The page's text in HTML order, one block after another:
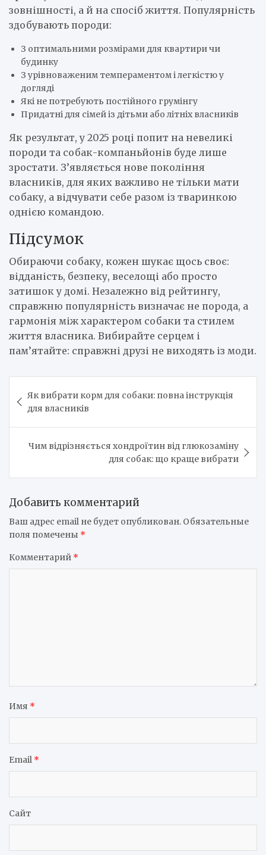
зовнішності, а й на спосіб життя. Популярність
здобувають породи:
З оптимальними розмірами для квартири чи
будинку
З урівноваженим темпераментом і легкістю у
догляді
Які не потребують постійного грумінгу
Придатні для сімей із дітьми або літніх власників
Як результат, у 2025 році попит на невеликі
породи та собак-компаньйонів буде лише
зростати. З’являється нове покоління
власників, для яких важливо не тільки мати
собаку, а відчувати себе разом із тваринкою
однією командою.
Підсумок
Обираючи собаку, кожен шукає щось своє:
відданість, безпеку, веселощі або просто
затишок у домі. Незалежно від рейтингу,
справжню популярність визначає не порода, а
гармонія між характером собаки та стилем
життя власника. Вибирайте серцем і
пам’ятайте: справжні друзі не виходять із моди.
по
записям
Як вибрати корм для собаки: повна інструкція
для власників
Чим відрізняється хондроїтин від глюкозаміну
для собак: що краще вибрати
Добавить комментарий
Ваш адрес email не будет опубликован. Обязательные
поля помечены *
Комментарий *
Имя *
Email *
Сайт